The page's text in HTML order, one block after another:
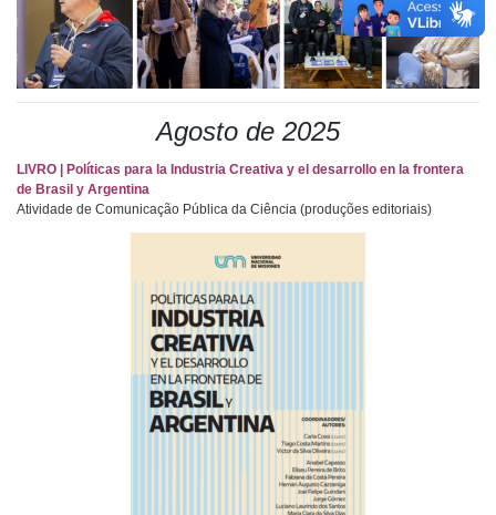
Agosto de 2025
LIVRO | Políticas para la Industria Creativa y el desarrollo en la frontera
de Brasil y Argentina
Atividade de Comunicação Pública da Ciência (produções editoriais)